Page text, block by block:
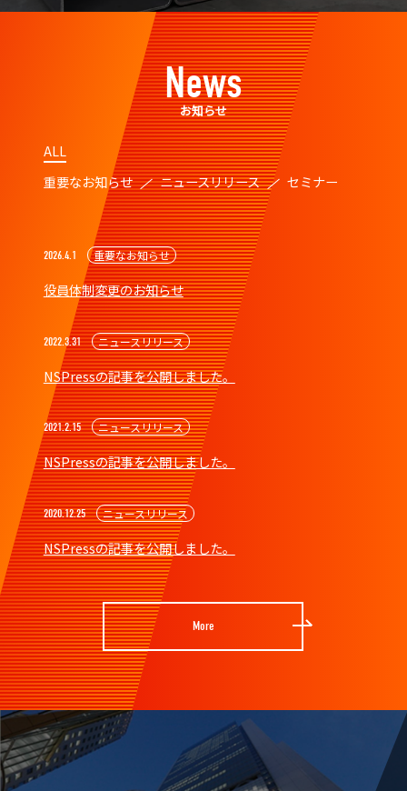
News
お知らせ
ALL
重要なお知らせ
ニュースリリース セミナー
2026.4.1 重要なお知らせ
役員体制変更のお知らせ
2022.3.31 ニュースリリース
NSPressの記事を公開しました。
2021.2.15 ニュースリリース
NSPressの記事を公開しました。
2020.12.25 ニュースリリース
NSPressの記事を公開しました。
More